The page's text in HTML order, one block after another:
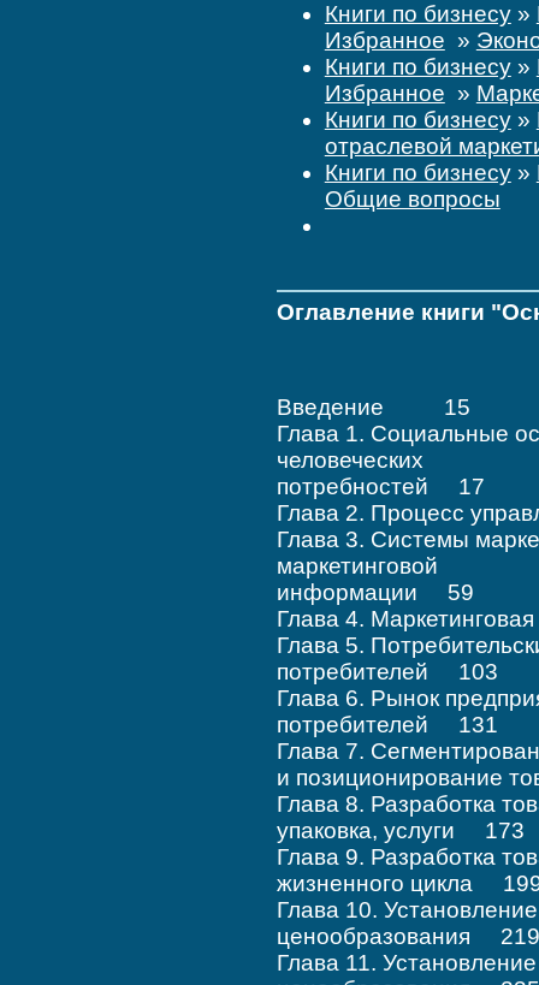
Книги по бизнесу»
Избранное »
Книги по бизнесу»
Избранное »
Книги по бизнесу»
отраслевой
Книги по бизнесу»
Общие вопросы
Оглавление книги
Введение 15
Глава 1. Социальные
человеческих
потребностей 17
Глава 2. Процесс
Глава 3. Системы
маркетинговой
информации 59
Глава 4.
Глава 5.
потребителей 103
Глава 6. Рынок
потребителей 131
Глава 7.
и позиционирование
Глава 8. Разработка
упаковка, услуги 173
Глава 9. Разработка
жизненного цикла
Глава 10.
ценообразования 219
Глава 11.